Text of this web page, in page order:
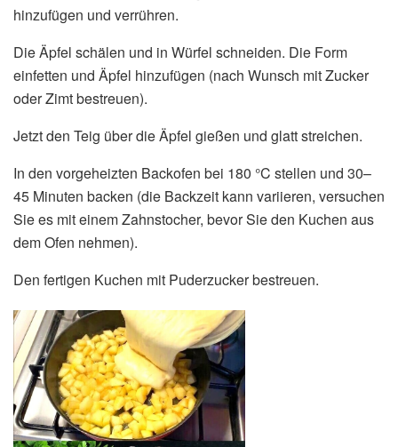
hinzufügen und verrühren.
Die Äpfel schälen und in Würfel schneiden. Die Form
einfetten und Äpfel hinzufügen (nach Wunsch mit Zucker
oder Zimt bestreuen).
Jetzt den Teig über die Äpfel gießen und glatt streichen.
In den vorgeheizten Backofen bei 180 °C stellen und 30–
45 Minuten backen (die Backzeit kann variieren, versuchen
Sie es mit einem Zahnstocher, bevor Sie den Kuchen aus
dem Ofen nehmen).
Den fertigen Kuchen mit Puderzucker bestreuen.